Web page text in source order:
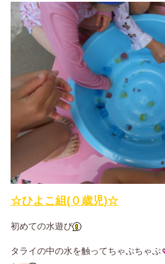
☆ひよこ組(０歳児)☆
初めての水遊び
タライの中の水を触ってちゃぷちゃぷ